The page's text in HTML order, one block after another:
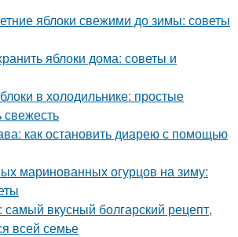
яблоки свежими до зимы: советы
яблоки дома: советы и
в холодильнике: простые
как остановить диарею с помощью
маринованных огурцов на зиму:
вкусный болгарский рецепт,
всей семье